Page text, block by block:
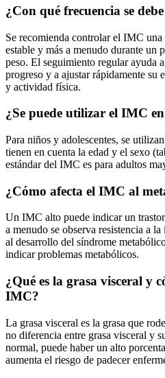
¿Con qué frecuencia se
Se recomienda controlar el IMC una
estable y más a menudo durante un
peso. El seguimiento regular ayuda
progreso y a ajustar rápidamente su
y actividad física.
¿Se puede utilizar el IMC
Para niños y adolescentes, se
tienen en cuenta la edad y el sexo
estándar del IMC es para adultos
¿Cómo afecta el IMC al
Un IMC alto puede indicar un
a menudo se observa resistencia a
al desarrollo del síndrome
indicar problemas metabólicos.
¿Qué es la grasa visceral y
IMC?
La grasa visceral es la grasa que
no diferencia entre grasa visceral y
normal, puede haber un alto
aumenta el riesgo de padecer